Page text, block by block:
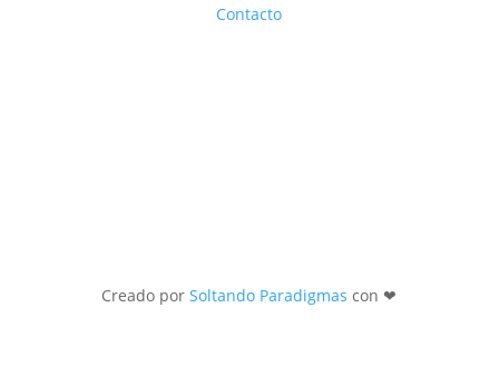
Contacto
Creado porSoltando Paradigmas con ❤︎